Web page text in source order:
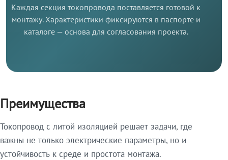
Каждая секция токопровода поставляется готовой к
монтажу. Характеристики фиксируются в паспорте и
каталоге — основа для согласования проекта.
Преимущества
Токопровод с литой изоляцией решает задачи, где
важны не только электрические параметры, но и
устойчивость к среде и простота монтажа.